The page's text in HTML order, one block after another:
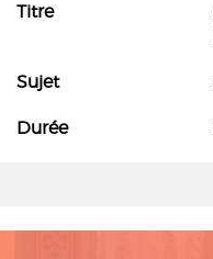
Titre
Sujet
Durée